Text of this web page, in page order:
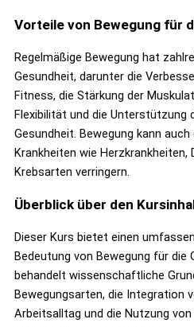
Vorteile von Bewegung für
Regelmäßige Bewegung hat
Gesundheit, darunter die
Fitness, die Stärkung der
Flexibilität und die Unterstützung
Gesundheit. Bewegung kann
Krankheiten wie
Krebsarten verringern.
Überblick über den
Dieser Kurs bietet einen
Bedeutung von Bewegung für die
behandelt wissenschaftliche
Bewegungsarten, die Integration
Arbeitsalltag und die Nutzung